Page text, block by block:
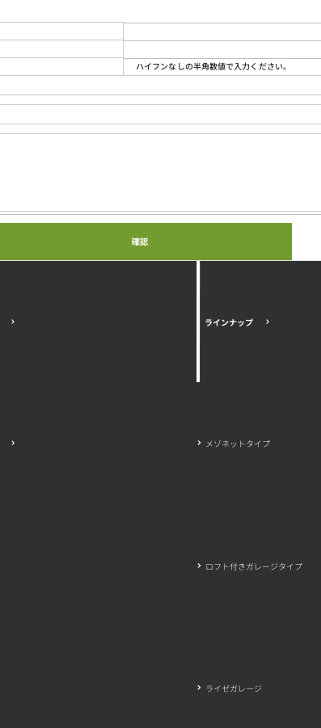
ハイフンなしの半角数値で入力ください。
ラインナップ
メゾネットタイプ
ロフト付きガレージタイプ
ライゼガレージ